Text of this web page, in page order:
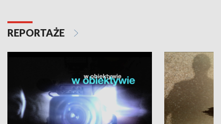
REPORTAŻE